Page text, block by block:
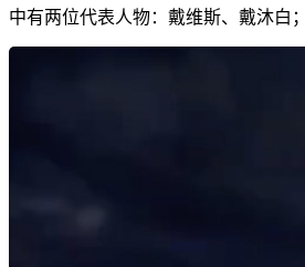
中有两位代表人物：戴维斯、戴沐白；